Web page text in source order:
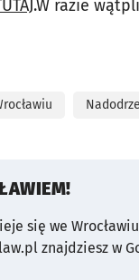
.W razie
Nadodrze
się we
znajdziesz w